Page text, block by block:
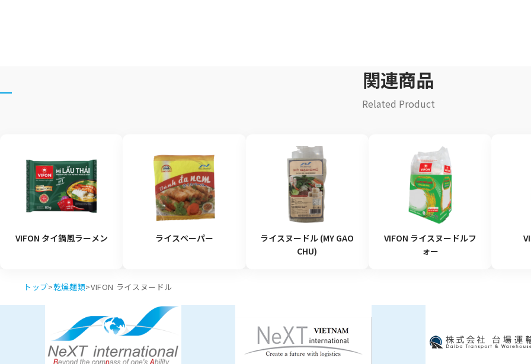
関連商品
Related Product
VIFON タイ鍋風ラーメン ライスペーパー
ライスヌードル (MY GAO
CHU)
VIFON ライスヌードルフ
ォー
トップ>乾燥麺類>VIFON ライスヌードル